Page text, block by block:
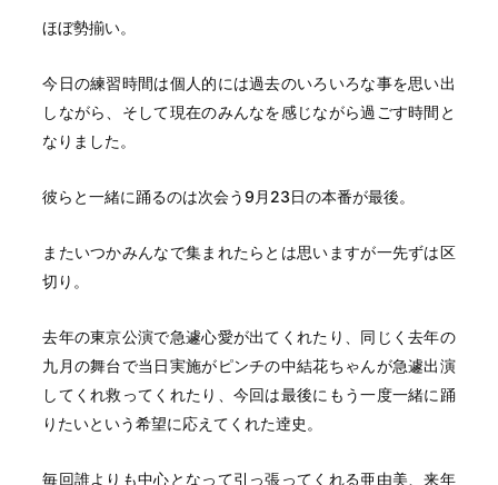
ほぼ勢揃い。
今日の練習時間は個人的には過去のいろいろな事を思い出
しながら、そして現在のみんなを感じながら過ごす時間と
なりました。
彼らと一緒に踊るのは次会う9月23日の本番が最後。
またいつかみんなで集まれたらとは思いますが一先ずは区
切り。
去年の東京公演で急遽心愛が出てくれたり、同じく去年の
九月の舞台で当日実施がピンチの中結花ちゃんが急遽出演
してくれ救ってくれたり、今回は最後にもう一度一緒に踊
りたいという希望に応えてくれた逹史。
毎回誰よりも中心となって引っ張ってくれる亜由美、来年